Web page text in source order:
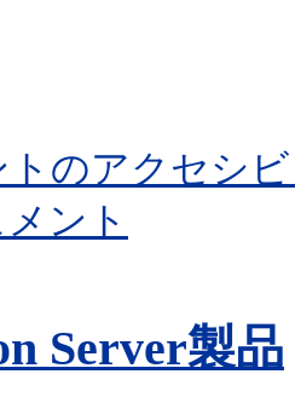
トのアクセシ
ント
Server製品